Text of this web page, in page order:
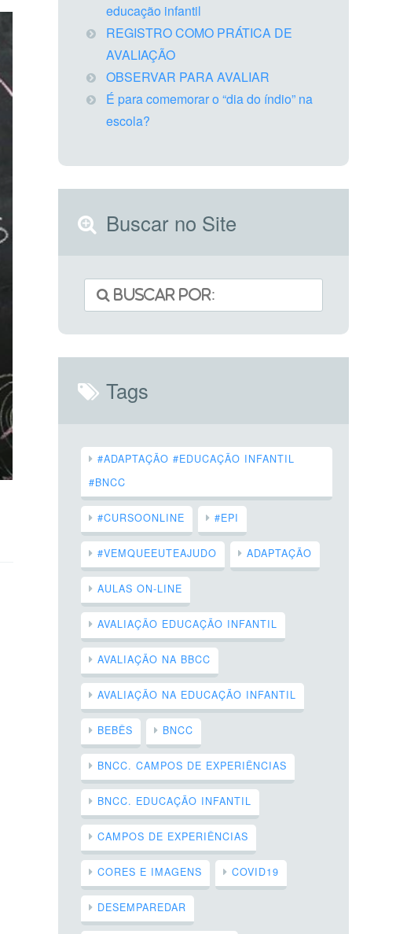
educação infantil
REGISTRO COMO PRÁTICA DE
AVALIAÇÃO
OBSERVAR PARA AVALIAR
É para comemorar o “dia do índio” na
escola?
Buscar no Site
Tags
#ADAPTAÇÃO #EDUCAÇÃO INFANTIL
#BNCC
#CURSOONLINE #EPI
#VEMQUEEUTEAJUDO ADAPTAÇÃO
AULAS ON-LINE
AVALIAÇÃO EDUCAÇÃO INFANTIL
AVALIAÇÃO NA BBCC
AVALIAÇÃO NA EDUCAÇÃO INFANTIL
BEBÊS BNCC
BNCC. CAMPOS DE EXPERIÊNCIAS
BNCC. EDUCAÇÃO INFANTIL
CAMPOS DE EXPERIÊNCIAS
CORES E IMAGENS COVID19
DESEMPAREDAR